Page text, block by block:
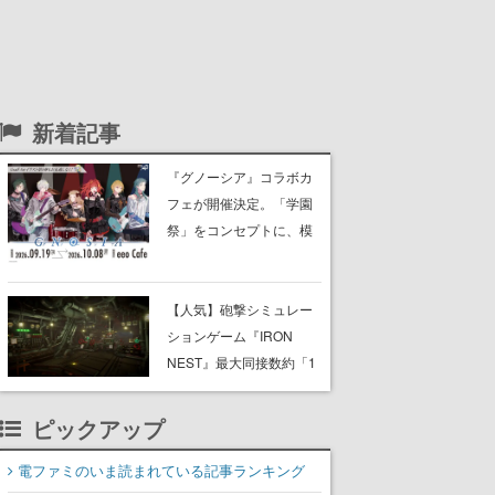
新着記事
『グノーシア』コラボカ
フェが開催決定。「学園
祭」をコンセプトに、模
たちが学祭バンドを楽し
む様子を切り取った新グ
ッズが展開
【人気】砲撃シミュレー
ションゲーム『IRON
NEST』最大同接数約「1
万2000人」を超える盛
倒的に好評”
ピックアップ
電ファミのいま読まれている記事ランキング